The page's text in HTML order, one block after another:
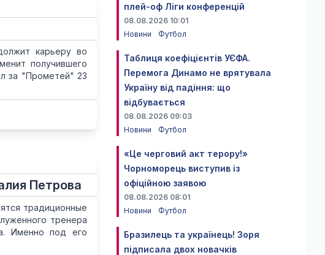
карьеру во
получившего
за "Прометей" 23
Петрова
традиционные
тренера
Именно под его
плей-оф Ліги конференцій
08.08.2026 10:01
Новини
Футбол
Таблиця коефіцієнтів УЄФА.
Перемога Динамо не врятувала
Україну від падіння: що
відбувається
08.08.2026 09:03
Новини
Футбол
«Це черговий акт терору!»
Чорноморець виступив із
офіційною заявою
08.08.2026 08:01
Новини
Футбол
Бразилець та українець! Зоря
підписала двох новачків